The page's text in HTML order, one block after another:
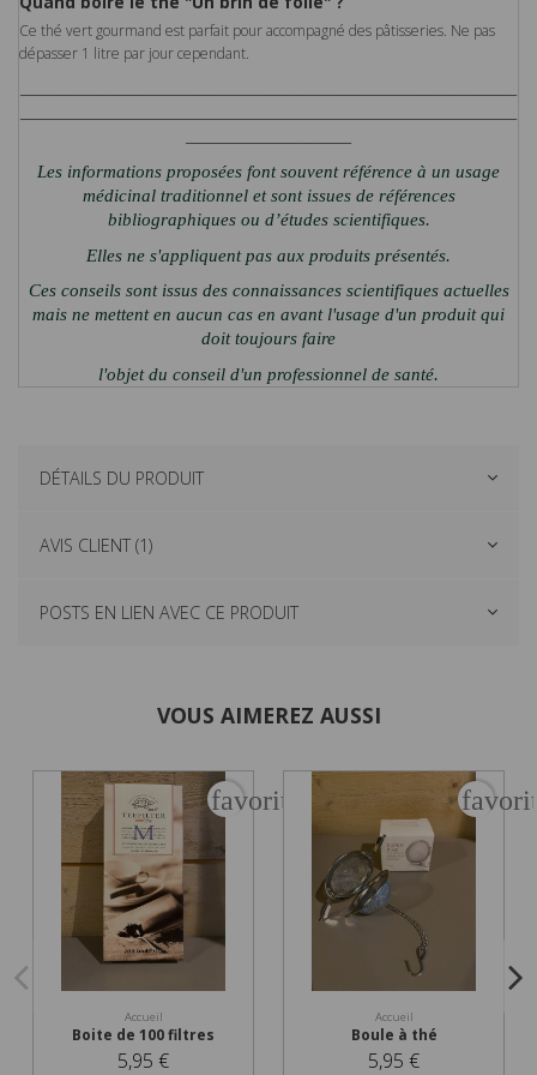
Ce thé vert gourmand est parfait pour accompagné des pâtisseries. Ne pas
dépasser 1 litre par jour cependant.
Les informations proposées font souvent référence à un usage
médicinal traditionnel et sont issues de références
bibliographiques ou d’études scientifiques.
Elles ne s'appliquent pas aux produits présentés.
Ces conseils sont issus des connaissances scientifiques actuelles
mais ne mettent en aucun cas en avant l'usage d'un produit qui
doit toujours faire
l'objet du conseil d'un professionnel de santé.
DÉTAILS DU PRODUIT
AVIS CLIENT (1)
POSTS EN LIEN AVEC CE PRODUIT
VOUS AIMEREZ AUSSI
favorite_border
Accueil
Boite de 100 filtres
5,95 €
Accueil
Boule à thé
5,95 €